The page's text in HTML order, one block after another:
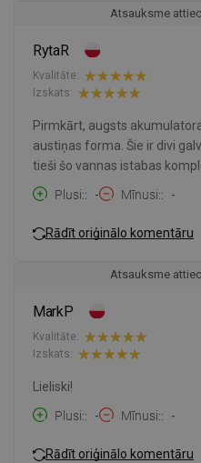
Atsauksme
RytaR
Kvalitāte:
Izskats:
Pirmkārt, augsts
austiņas forma. Šie ir divi
tieši šo vannas istabas
Plusi:
- Mīnusi: -
Rādīt oriģinālo komentāru
Atsauksme
MarkP
Kvalitāte:
Izskats:
Lieliski!
Plusi:
- Mīnusi: -
Rādīt oriģinālo komentāru